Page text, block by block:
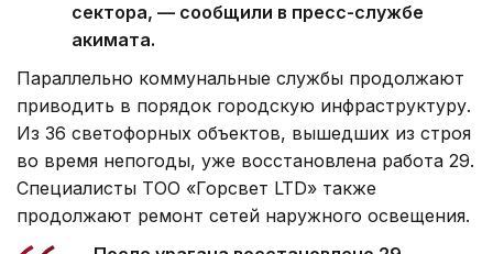
сектора, — сообщили в пресс-службе
акимата.
Параллельно коммунальные службы продолжают
приводить в порядок городскую инфраструктуру.
Из 36 светофорных объектов, вышедших из строя
во время непогоды, уже восстановлена работа 29.
Специалисты ТОО «Горсвет LTD» также
продолжают ремонт сетей наружного освещения.